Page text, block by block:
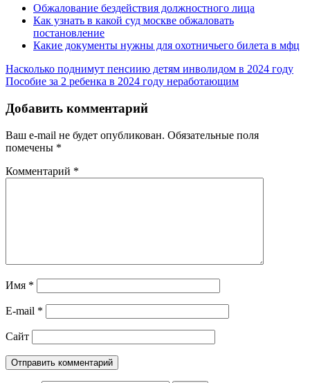
Обжалование бездействия должностного лица
Как узнать в какой суд москве обжаловать
постановление
Какие документы нужны для охотничьего билета в мфц
Насколько поднимут пенсиию детям инволидом в 2024 году
Пособие за 2 ребенка в 2024 году неработающим
Добавить комментарий
Ваш e-mail не будет опубликован. Обязательные поля
помечены *
Комментарий *
Имя *
E-mail *
Сайт